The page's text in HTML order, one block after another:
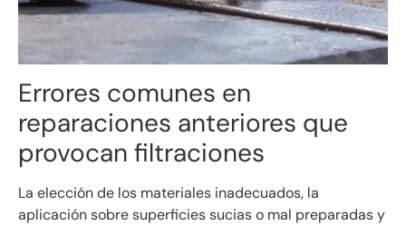
Errores comunes en
reparaciones anteriores que
provocan filtraciones
La elección de los materiales inadecuados, la
aplicación sobre superficies sucias o mal preparadas y